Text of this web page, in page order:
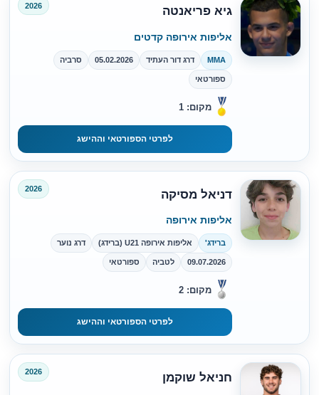
גיא פריאנטה 2026
אליפות אירופה קדטים
MMA דרג דור העתיד 05.02.2026 סרביה
ספורטאי
מקום: 1
לפרטי הספורטאי וההישג
דניאל מסיקה 2026
אליפות אירופה
ברידג' אליפות אירופה U21 (ברידג) דרג נוער
09.07.2026 לטביה ספורטאי
מקום: 2
לפרטי הספורטאי וההישג
חניאל שוקמן 2026